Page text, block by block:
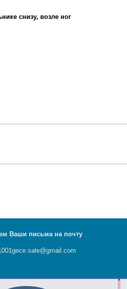
снизу, возле ног
Ваши письма на почту